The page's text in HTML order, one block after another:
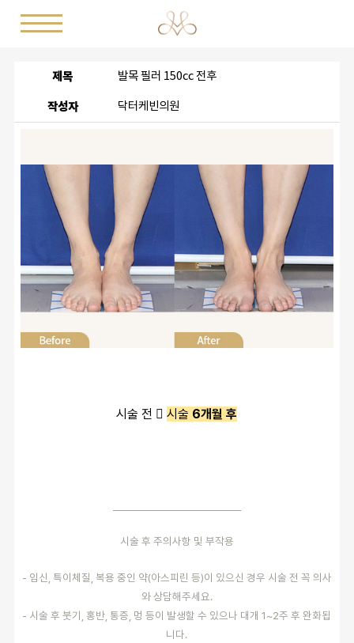
제목 발목 필러 150cc 전후
작성자 닥터케빈의원
시술 전 시술 6개월 후
──────────────────
시술 후 주의사항 및 부작용
- 임신, 특이체질, 복용 중인 약(아스피린 등)이 있으신 경우 시술 전 꼭 의사
와 상담해주세요.
- 시술 후 붓기, 홍반, 통증, 멍 등이 발생할 수 있으나 대개 1~2주 후 완화됩
니다.